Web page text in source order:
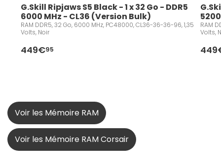
G.Skill Ripjaws S5 Black - 1 x 32 Go - DDR5
6000 MHz - CL36 (Version Bulk)
RAM DDR5, 32 Go, 6000 MHz, PC48000, CL36-36-36-96, 1,35
Volts, Noir
449€95
RAM
Volts,
Voir les Mémoire RAM
Voir les Mémoire RAM Corsair